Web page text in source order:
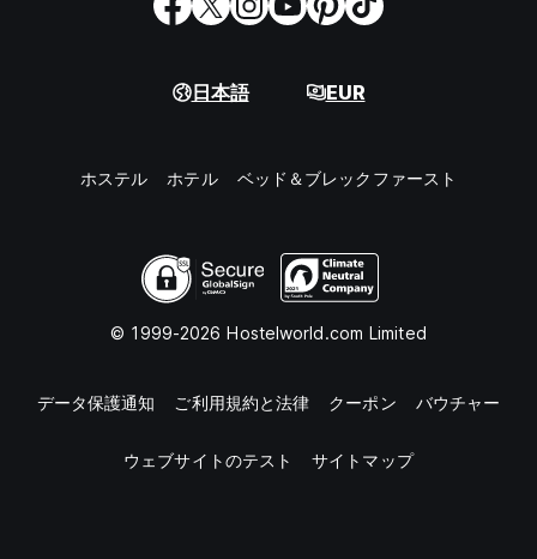
日本語 EUR
ホステル ホテル ベッド＆ブレックファースト
© 1999-2026 Hostelworld.com Limited
データ保護通知 ご利用規約と法律 クーポン バウチャー
ウェブサイトのテスト サイトマップ